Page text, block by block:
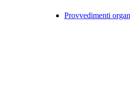
Provvedimenti